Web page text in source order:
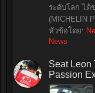
ระดับโลก ได้
(MICHELIN
หัวข้อโดย:
News
Seat Leon
Passion